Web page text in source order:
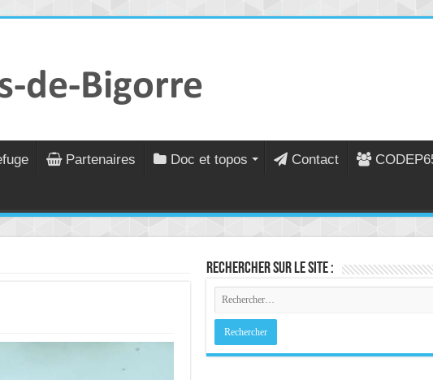
Partenaires Doc et topos Contact
Rechercher sur le site :